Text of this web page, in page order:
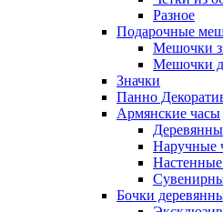
Разное
Подарочные
Мешочки
Мешочки
Значки
Панно
Армянские часы
Наручные
Бочки